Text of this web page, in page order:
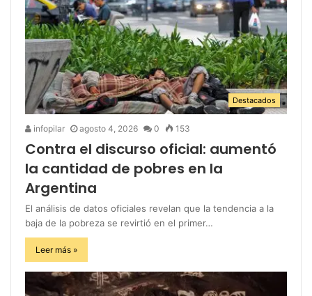
Destacados
infopilar agosto 4, 2026 0 153
Contra el discurso oficial: aumentó
la cantidad de pobres en la
Argentina
El análisis de datos oficiales revelan que la tendencia a la
baja de la pobreza se revirtió en el primer…
Leer más »